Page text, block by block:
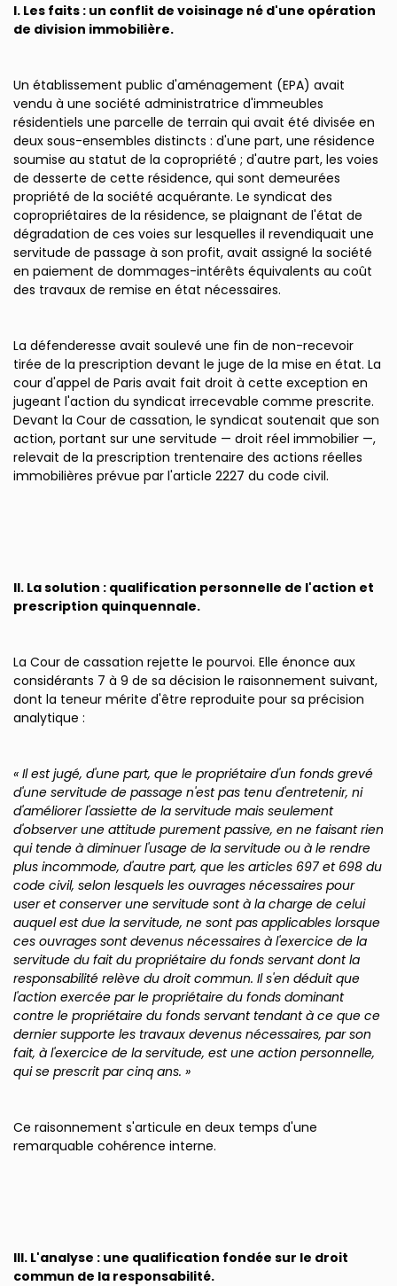
I. Les faits : un conflit de voisinage né d'une opération
de division immobilière.
Un établissement public d'aménagement (EPA) avait
vendu à une société administratrice d'immeubles
résidentiels une parcelle de terrain qui avait été divisée en
deux sous-ensembles distincts : d'une part, une résidence
soumise au statut de la copropriété ; d'autre part, les voies
de desserte de cette résidence, qui sont demeurées
propriété de la société acquérante. Le syndicat des
copropriétaires de la résidence, se plaignant de l'état de
dégradation de ces voies sur lesquelles il revendiquait une
servitude de passage à son profit, avait assigné la société
en paiement de dommages-intérêts équivalents au coût
des travaux de remise en état nécessaires.
La défenderesse avait soulevé une fin de non-recevoir
tirée de la prescription devant le juge de la mise en état. La
cour d'appel de Paris avait fait droit à cette exception en
jugeant l'action du syndicat irrecevable comme prescrite.
Devant la Cour de cassation, le syndicat soutenait que son
action, portant sur une servitude — droit réel immobilier —,
relevait de la prescription trentenaire des actions réelles
immobilières prévue par l'article 2227 du code civil.
II. La solution : qualification personnelle de l'action et
prescription quinquennale.
La Cour de cassation rejette le pourvoi. Elle énonce aux
considérants 7 à 9 de sa décision le raisonnement suivant,
dont la teneur mérite d'être reproduite pour sa précision
analytique :
« Il est jugé, d'une part, que le propriétaire d'un fonds grevé
d'une servitude de passage n'est pas tenu d'entretenir, ni
d'améliorer l'assiette de la servitude mais seulement
d'observer une attitude purement passive, en ne faisant rien
qui tende à diminuer l'usage de la servitude ou à le rendre
plus incommode, d'autre part, que les articles 697 et 698 du
code civil, selon lesquels les ouvrages nécessaires pour
user et conserver une servitude sont à la charge de celui
auquel est due la servitude, ne sont pas applicables lorsque
ces ouvrages sont devenus nécessaires à l'exercice de la
servitude du fait du propriétaire du fonds servant dont la
responsabilité relève du droit commun. Il s'en déduit que
l'action exercée par le propriétaire du fonds dominant
contre le propriétaire du fonds servant tendant à ce que ce
dernier supporte les travaux devenus nécessaires, par son
fait, à l'exercice de la servitude, est une action personnelle,
qui se prescrit par cinq ans. »
Ce raisonnement s'articule en deux temps d'une
remarquable cohérence interne.
III. L'analyse : une qualification fondée sur le droit
commun de la responsabilité.